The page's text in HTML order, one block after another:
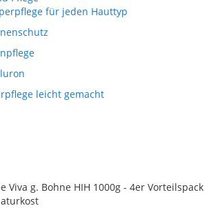
für jeden Hauttyp
leicht gemacht
Viva g. Bohne HIH 1000g - 4er Vorteilspack